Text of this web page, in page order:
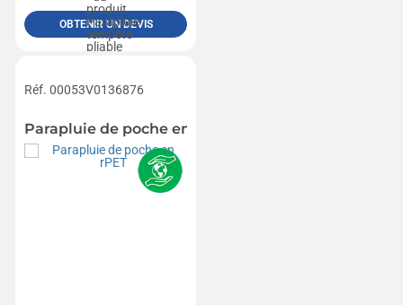
OBTENIR UN DEVIS
Réf. 00053V0136876
Parapluie de poche en rPET